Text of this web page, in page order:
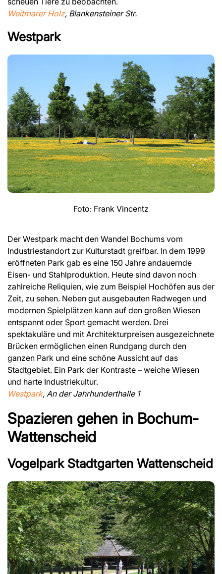
Weitmarer Holz, Blankensteiner Str.
Westpark
Foto: Frank Vincentz
Der Westpark macht den Wandel Bochums vom
Industriestandort zur Kulturstadt greifbar. In dem 1999
eröffneten Park gab es eine 150 Jahre andauernde
Eisen- und Stahlproduktion. Heute sind davon noch
zahlreiche Reliquien, wie zum Beispiel Hochöfen aus der
Zeit, zu sehen. Neben gut ausgebauten Radwegen und
modernen Spielplätzen kann auf den großen Wiesen
entspannt oder Sport gemacht werden. Drei
spektakuläre und mit Architekturpreisen ausgezeichnete
Brücken ermöglichen einen Rundgang durch den
ganzen Park und eine schöne Aussicht auf das
Stadtgebiet. Ein Park der Kontraste – weiche Wiesen
und harte Industriekultur.
Westpark, An der Jahrhunderthalle 1
Spazieren gehen in Bochum-
Wattenscheid
Vogelpark Stadtgarten Wattenscheid